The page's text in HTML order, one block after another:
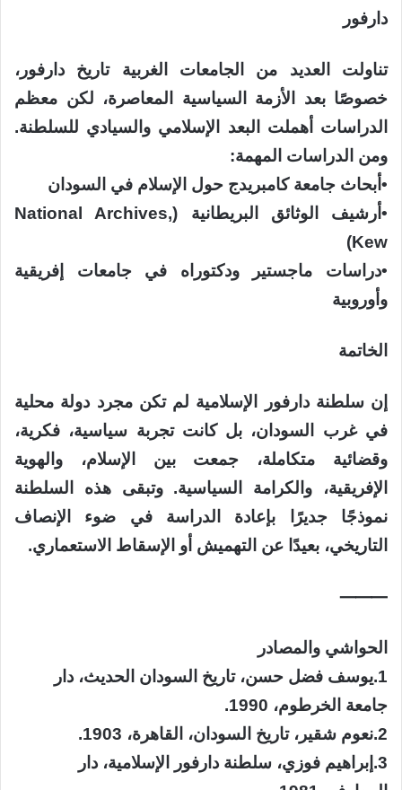
دارفور
تناولت العديد من الجامعات الغربية تاريخ دارفور،
خصوصًا بعد الأزمة السياسية المعاصرة، لكن معظم
الدراسات أهملت البعد الإسلامي والسيادي للسلطنة.
ومن الدراسات المهمة:
​•​أبحاث جامعة كامبريدج حول الإسلام في السودان
​•​أرشيف الوثائق البريطانية (National Archives,
Kew)
​•​دراسات ماجستير ودكتوراه في جامعات إفريقية
وأوروبية
الخاتمة
إن سلطنة دارفور الإسلامية لم تكن مجرد دولة محلية
في غرب السودان، بل كانت تجربة سياسية، فكرية،
وقضائية متكاملة، جمعت بين الإسلام، والهوية
الإفريقية، والكرامة السياسية. وتبقى هذه السلطنة
نموذجًا جديرًا بإعادة الدراسة في ضوء الإنصاف
التاريخي، بعيدًا عن التهميش أو الإسقاط الاستعماري.
⸻
الحواشي والمصادر
​1.​يوسف فضل حسن، تاريخ السودان الحديث، دار
جامعة الخرطوم، 1990.
​2.​نعوم شقير، تاريخ السودان، القاهرة، 1903.
​3.​إبراهيم فوزي، سلطنة دارفور الإسلامية، دار